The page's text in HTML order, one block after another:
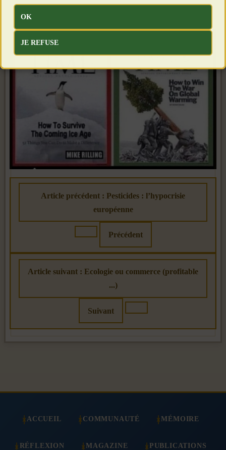
sur les peuples.
Article précédent : Pesticides : l’hypocrisie
européenne
Précédent
Article suivant : Ecologie ou commerce (profitable
...)
Suivant
ACCUEIL COMMUNAUTÉ MÉMOIRE
RÉFLEXION MAGAZINE PUBLICATIONS
OK
JE REFUSE